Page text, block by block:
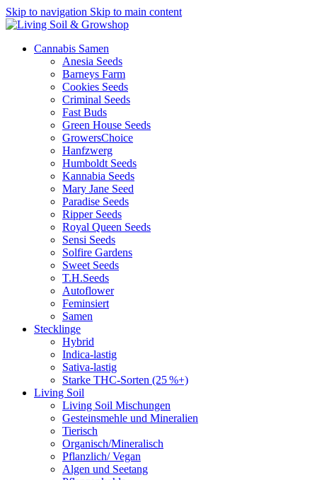
Skip to navigation Skip to main content
Cannabis Samen
Anesia Seeds
Barneys Farm
Cookies Seeds
Criminal Seeds
Fast Buds
Green House Seeds
GrowersChoice
Hanfzwerg
Humboldt Seeds
Kannabia Seeds
Mary Jane Seed
Paradise Seeds
Ripper Seeds
Royal Queen Seeds
Sensi Seeds
Solfire Gardens
Sweet Seeds
T.H.Seeds
Autoflower
Feminsiert
Samen
Stecklinge
Hybrid
Indica-lastig
Sativa-lastig
Starke THC-Sorten (25 %+)
Living Soil
Living Soil Mischungen
Gesteinsmehle und Mineralien
Tierisch
Organisch/Mineralisch
Pflanzlich/ Vegan
Algen und Seetang